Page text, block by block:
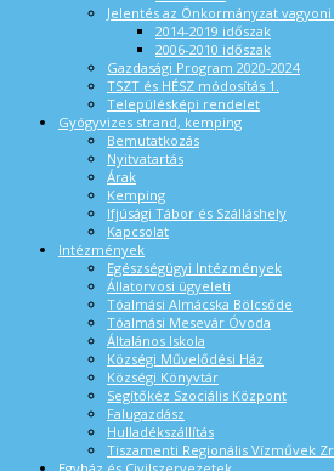
Jelentés az Önkormányzat
2014-2019 időszak
2006-2010 időszak
Gazdasági Program 2020-2024
TSZT és HÉSZ módosítás 1.
Településképi rendelet
Gyógyvizes strand, kemping
Bemutatkozás
Nyitvatartás
Árak
Kemping
Ifjúsági Tábor és Szálláshely
Kapcsolat
Intézmények
Egészségügyi Intézmények
Állatorvosi ügyeleti
Tóalmási Almácska Bölcsőde
Tóalmási Mesevár Óvoda
Általános Iskola
Községi Művelődési Ház
Községi Könyvtár
Segítőkéz Szociális Központ
Falugazdász
Hulladékszállítás
Tiszamenti Regionális Vízművek